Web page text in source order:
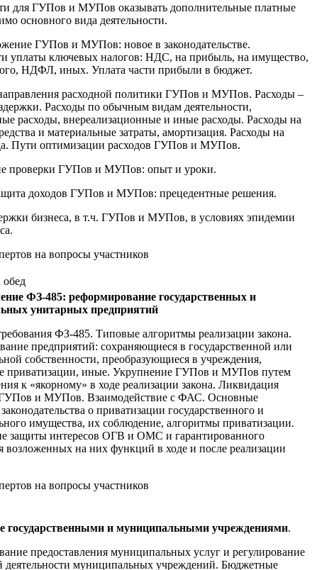
для ГУПов и МУПов оказывать дополнительные платные
основного вида деятельности.
ГУПов и МУПов: новое в законодательстве.
уплаты ключевых налогов: НДС, на прибыль, на имущество,
НДФЛ, иных. Уплата части прибыли в бюджет.
расходной политики ГУПов и МУПов. Расходы –
Расходы по обычным видам деятельности,
расходы, внереализационные и иные расходы. Расходы на
и материальные затраты, амортизация. Расходы на
Пути оптимизации расходов ГУПов и МУПов.
проверки ГУПов и МУПов: опыт и уроки.
доходов ГУПов и МУПов: прецедентные решения.
бизнеса, в т.ч. ГУПов и МУПов, в условиях эпидемии
на вопросы участников
ФЗ-485: реформирование государственных и
унитарных предприятий
ФЗ-485. Типовые алгоритмы реализации закона.
предприятий: сохраняющиеся в государственной или
собственности, преобразующиеся в учреждения,
приватизации, иные. Укрупнение ГУПов и МУПов путем
к «якорному» в ходе реализации закона. Ликвидация
и МУПов. Взаимодействие с ФАС. Основные
о приватизации государственного и
имущества, их соблюдение, алгоритмы приватизации.
защиты интересов ОГВ и ОМС и гарантированного
возложенных на них функций в ходе и после реализации
на вопросы участников
государственными и муниципальными учреждениями.
предоставления муниципальных услуг и регулирование
деятельности муниципальных учреждений. Бюджетные